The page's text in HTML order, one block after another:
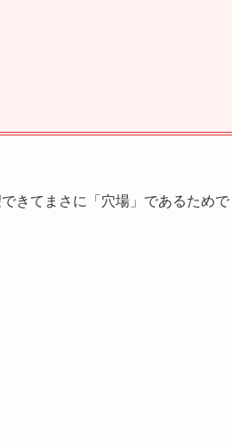
きてまさに「穴場」であるためで